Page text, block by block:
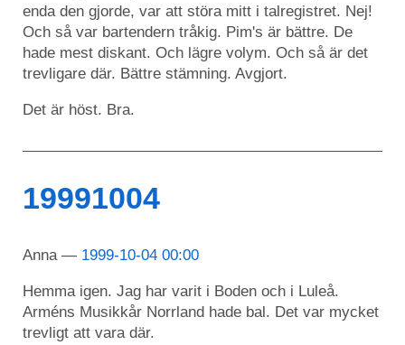
enda den gjorde, var att störa mitt i talregistret. Nej!
Och så var bartendern tråkig. Pim's är bättre. De
hade mest diskant. Och lägre volym. Och så är det
trevligare där. Bättre stämning. Avgjort.
Det är höst. Bra.
19991004
Anna 1999-10-04 00:00
Hemma igen. Jag har varit i Boden och i Luleå.
Arméns Musikkår Norrland hade bal. Det var mycket
trevligt att vara där.